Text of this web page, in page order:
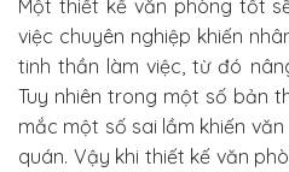
Một thiết kế văn phòng tốt
việc chuyên nghiệp khiến
tinh thần làm việc, từ đó
Tuy nhiên trong một số bản
mắc một số sai lầm khiến
quán. Vậy khi thiết kế văn